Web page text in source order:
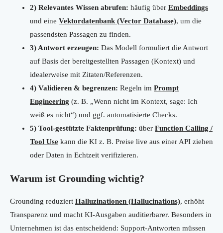
2) Relevantes Wissen abrufen: häufig über Embeddings
und eine Vektordatenbank (Vector Database), um die
passendsten Passagen zu finden.
3) Antwort erzeugen: Das Modell formuliert die Antwort
auf Basis der bereitgestellten Passagen (Kontext) und
idealerweise mit Zitaten/Referenzen.
4) Validieren & begrenzen: Regeln im Prompt
Engineering (z. B. „Wenn nicht im Kontext, sage: Ich
weiß es nicht“) und ggf. automatisierte Checks.
5) Tool-gestützte Faktenprüfung: über Function Calling /
Tool Use kann die KI z. B. Preise live aus einer API ziehen
oder Daten in Echtzeit verifizieren.
Warum ist Grounding wichtig?
Grounding reduziert Halluzinationen (Hallucinations), erhöht
Transparenz und macht KI-Ausgaben auditierbarer. Besonders in
Unternehmen ist das entscheidend: Support-Antworten müssen